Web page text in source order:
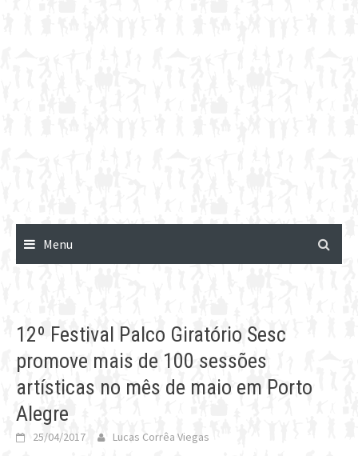
Menu
12º Festival Palco Giratório Sesc
promove mais de 100 sessões
artísticas no mês de maio em Porto
Alegre
25/04/2017 Lucas Corrêa Viegas